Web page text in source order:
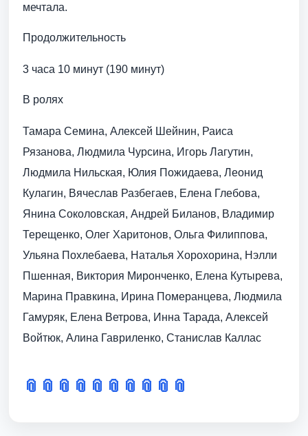
мечтала.
Продолжительность
3 часа 10 минут (190 минут)
В ролях
Тамара Семина, Алексей Шейнин, Раиса
Рязанова, Людмила Чурсина, Игорь Лагутин,
Людмила Нильская, Юлия Пожидаева, Леонид
Кулагин, Вячеслав Разбегаев, Елена Глебова,
Янина Соколовская, Андрей Биланов, Владимир
Терещенко, Олег Харитонов, Ольга Филиппова,
Ульяна Похлебаева, Наталья Хорохорина, Нэлли
Пшенная, Виктория Миронченко, Елена Кутырева,
Марина Правкина, Ирина Померанцева, Людмила
Гамуряк, Елена Ветрова, Инна Тарада, Алексей
Войтюк, Алина Гавриленко, Станислав Каллас
📎 📎 📎 📎 📎 📎 📎 📎 📎 📎